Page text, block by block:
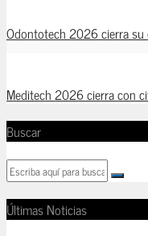
Odontotech 2026 cierra su
Meditech 2026 cierra con
Buscar
Últimas Noticias